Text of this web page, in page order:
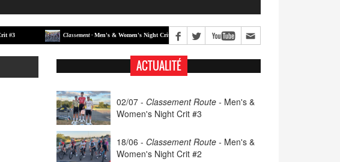
Classement -Men's & Women's Night Crit #2 Classement - Men's & Women's Night Crit #1
ACTUALITÉ
02/07 - Classement Route - Men's &
Women's Night Crit #3
18/06 - Classement Route - Men's &
Women's Night Crit #2